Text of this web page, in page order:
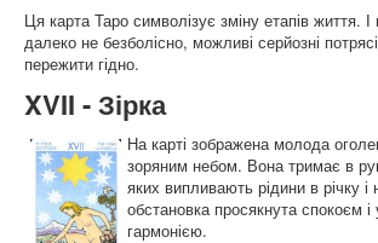
Ця карта Таро символізує зміну етапів життя.
далеко не безболісно, ​​можливі серйозні
пережити гідно.
XVII - Зірка
На карті зображена молода
зоряним небом. Вона тримає в
яких випливають рідини в річку
обстановка просякнута спокоєм
гармонією.